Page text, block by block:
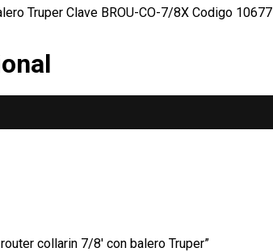
Truper Clave BROU-CO-7/8X Codigo 10677
collarin 7/8′ con balero Truper”